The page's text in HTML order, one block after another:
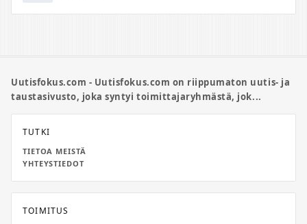
Uutisfokus.com - Uutisfokus.com on riippumaton uutis- ja
taustasivusto, joka syntyi toimittajaryhmästä, jok...
TUTKI
TIETOA MEISTÄ
YHTEYSTIEDOT
TOIMITUS